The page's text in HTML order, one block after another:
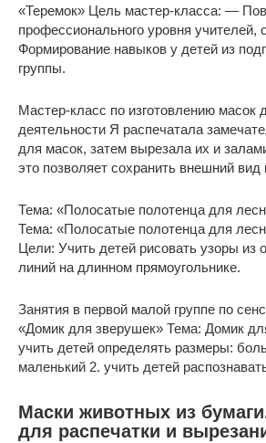
«Теремок» Цель мастер-класса: —
профессионального уровня
Формирование навыков у детей из
группы.
Мастер-класс по изготовлению масок
деятельности Я распечатала
для масок, затем вырезала их и
это позволяет сохранить внешний вид
Тема: «Полосатые полотенца для
Тема: «Полосатые полотенца для
Цели: Учить детей рисовать узоры из
линий на длинном прямоугольнике.
Занятия в первой малой группе по
«Домик для зверушек» Тема: Домик
учить детей определять размеры:
маленький 2. учить детей
Маски животных из
для распечатки и